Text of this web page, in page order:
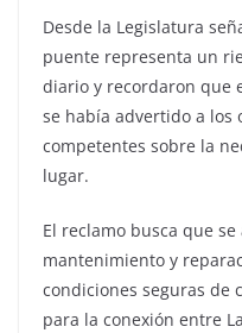
Desde la Legislatura
puente representa un
diario y recordaron que
se había advertido a los
competentes sobre la
lugar.
El reclamo busca que
mantenimiento y
condiciones seguras de
para la conexión entre